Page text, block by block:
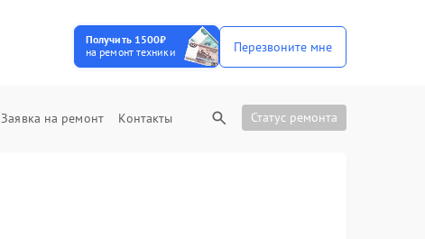
Получить 1500₽
на ремонт техники
Перезвоните мне
Заявка на ремонт Контакты Статус ремонта